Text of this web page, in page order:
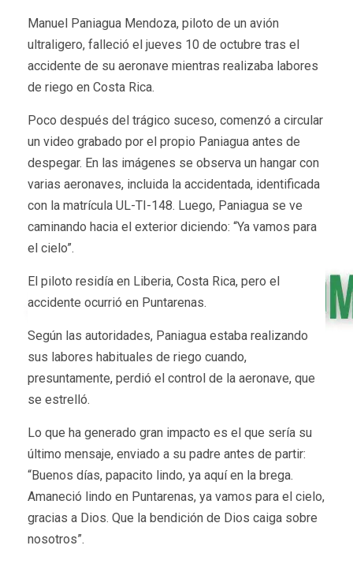
Manuel Paniagua Mendoza, piloto de un avión
ultraligero, falleció el jueves 10 de octubre tras el
accidente de su aeronave mientras realizaba labores
de riego en Costa Rica.
Poco después del trágico suceso, comenzó a circular
un video grabado por el propio Paniagua antes de
despegar. En las imágenes se observa un hangar con
varias aeronaves, incluida la accidentada, identificada
con la matrícula UL-TI-148. Luego, Paniagua se ve
caminando hacia el exterior diciendo: “Ya vamos para
el cielo”.
El piloto residía en Liberia, Costa Rica, pero el
accidente ocurrió en Puntarenas.
Según las autoridades, Paniagua estaba realizando
sus labores habituales de riego cuando,
presuntamente, perdió el control de la aeronave, que
se estrelló.
Lo que ha generado gran impacto es el que sería su
último mensaje, enviado a su padre antes de partir:
“Buenos días, papacito lindo, ya aquí en la brega.
Amaneció lindo en Puntarenas, ya vamos para el cielo,
gracias a Dios. Que la bendición de Dios caiga sobre
nosotros”.